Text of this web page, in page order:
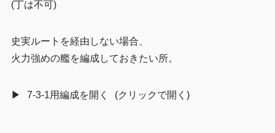
(丁は不可)
史実ルートを経由しない場合、
火力強めの艦を編成しておきたい所。
7-3-1用編成を開く